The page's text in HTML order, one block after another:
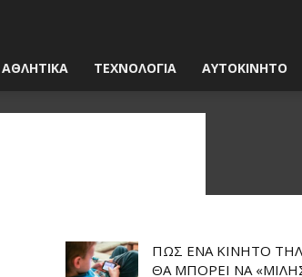
ΑΘΛΗΤΙΚΑ ΤΕΧΝΟΛΟΓΙΑ ΑΥΤΟΚΙΝΗΤΟ
ΠΏΣ ΈΝΑ ΚΙΝΗΤΌ
ΘΑ ΜΠΟΡΕΊ ΝΑ